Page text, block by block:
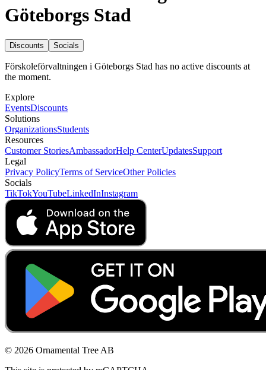
Göteborgs Stad
Discounts Socials
Förskoleförvaltningen i Göteborgs Stad has no active discounts at
the moment.
Explore
EventsDiscounts
Solutions
OrganizationsStudents
Resources
Customer StoriesAmbassadorHelp CenterUpdatesSupport
Legal
Privacy PolicyTerms of ServiceOther Policies
Socials
TikTokYouTubeLinkedInInstagram
© 2026 Ornamental Tree AB